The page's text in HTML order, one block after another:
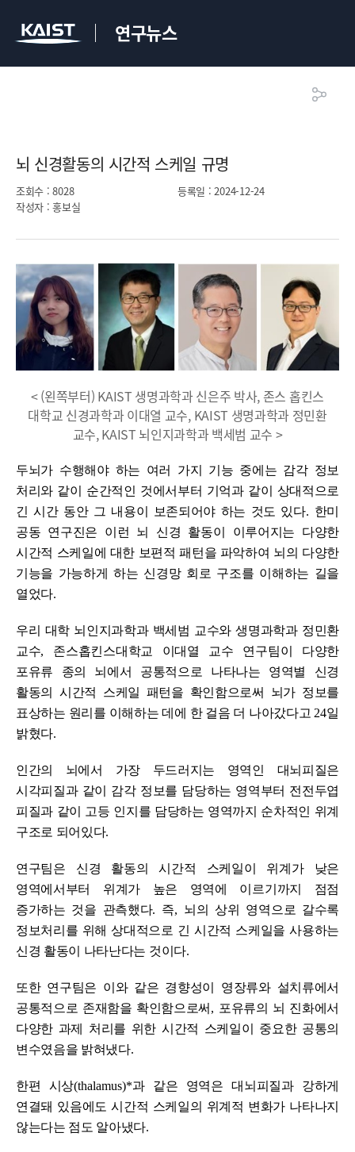
연구뉴스
뇌 신경활동의 시간적 스케일 규명​
조회수 : 8028 등록일 : 2024-12-24
작성자 : 홍보실
< (왼쪽부터) KAIST 생명과학과 신은주 박사, 존스 홉킨스
대학교 신경과학과 이대열 교수, KAIST 생명과학과 정민환
교수, KAIST 뇌인지과학과 백세범 교수 >
두뇌가 수행해야 하는 여러 가지 기능 중에는 감각 정보
처리와 같이 순간적인 것에서부터 기억과 같이 상대적으로
긴 시간 동안 그 내용이 보존되어야 하는 것도 있다. 한미
공동 연구진은 이런 뇌 신경 활동이 이루어지는 다양한
시간적 스케일에 대한 보편적 패턴을 파악하여 뇌의 다양한
기능을 가능하게 하는 신경망 회로 구조를 이해하는 길을
열었다.
우리 대학 뇌인지과학과 백세범 교수와 생명과학과 정민환
교수, 존스홉킨스대학교 이대열 교수 연구팀이 다양한
포유류 종의 뇌에서 공통적으로 나타나는 영역별 신경
활동의 시간적 스케일 패턴을 확인함으로써 뇌가 정보를
표상하는 원리를 이해하는 데에 한 걸음 더 나아갔다고 24일
밝혔다.
인간의 뇌에서 가장 두드러지는 영역인 대뇌피질은
시각피질과 같이 감각 정보를 담당하는 영역부터 전전두엽
피질과 같이 고등 인지를 담당하는 영역까지 순차적인 위계
구조로 되어있다.
연구팀은 신경 활동의 시간적 스케일이 위계가 낮은
영역에서부터 위계가 높은 영역에 이르기까지 점점
증가하는 것을 관측했다. 즉, 뇌의 상위 영역으로 갈수록
정보처리를 위해 상대적으로 긴 시간적 스케일을 사용하는
신경 활동이 나타난다는 것이다.
또한 연구팀은 이와 같은 경향성이 영장류와 설치류에서
공통적으로 존재함을 확인함으로써 , 포유류의 뇌 진화에서
다양한 과제 처리를 위한 시간적 스케일이 중요한 공통의
변수였음을 밝혀냈다.
한편 시상(thalamus)*과 같은 영역은 대뇌피질과 강하게
연결돼 있음에도 시간적 스케일의 위계적 변화가 나타나지
않는다는 점도 알아냈다.